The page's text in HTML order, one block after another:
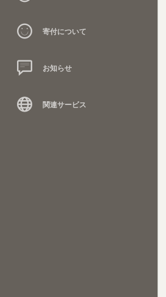
寄付について
お知らせ
関連サービス